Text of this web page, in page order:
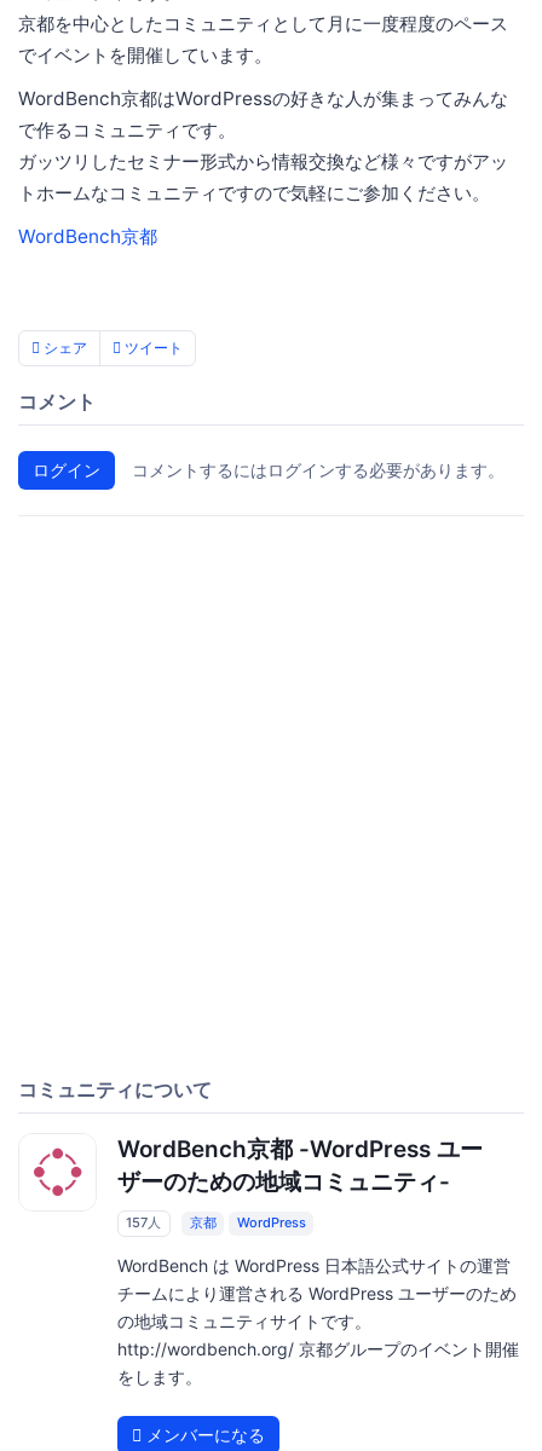
京都を中心としたコミュニティとして月に一度程度のペース
でイベントを開催しています。
WordBench京都はWordPressの好きな人が集まってみんな
で作るコミュニティです。
ガッツリしたセミナー形式から情報交換など様々ですがアッ
トホームなコミュニティですので気軽にご参加ください。
WordBench京都
シェア ツイート
コメント
ログイン コメントするにはログインする必要があります。
コミュニティについて
WordBench京都 -WordPress ユー
ザーのための地域コミュニティ-
157人 京都 WordPress
WordBench は WordPress 日本語公式サイトの運営
チームにより運営される WordPress ユーザーのため
の地域コミュニティサイトです。
http://wordbench.org/ 京都グループのイベント開催
をします。
メンバーになる